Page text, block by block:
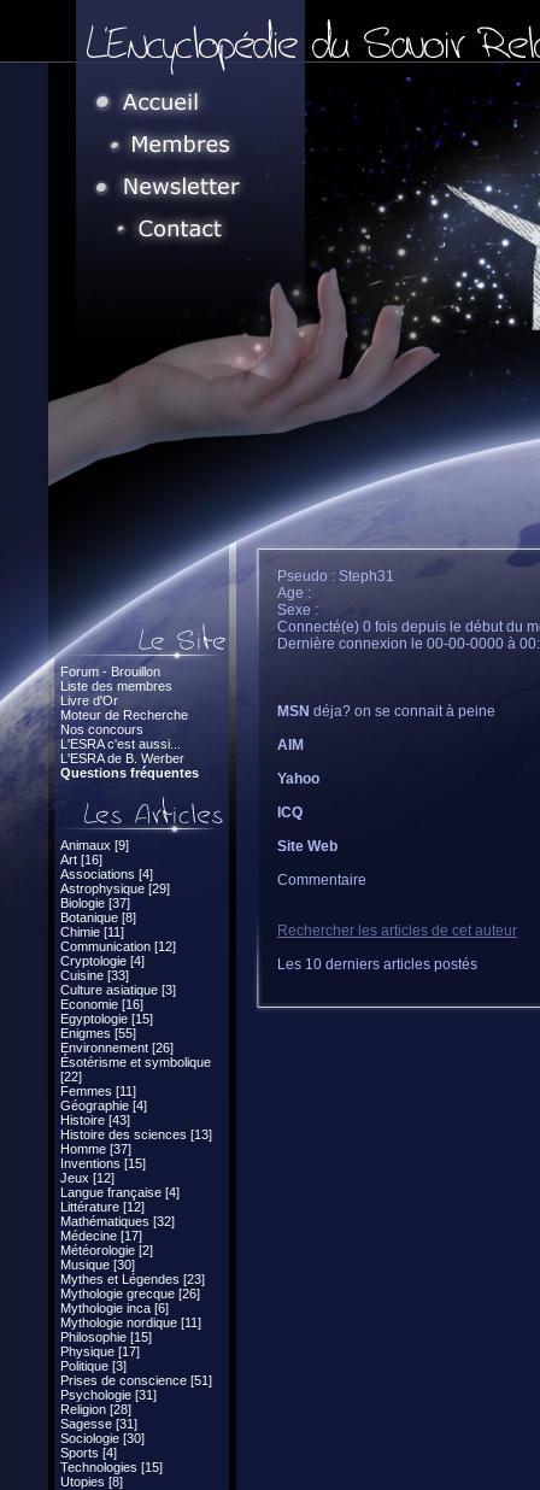
Forum - Brouillon
Liste des membres
Livre d'Or
Moteur de Recherche
Nos concours
L'ESRA c'est aussi...
L'ESRA de B. Werber
Questions fréquentes
Animaux [9]
Art [16]
Associations [4]
Astrophysique [29]
Biologie [37]
Botanique [8]
Chimie [11]
Communication [12]
Cryptologie [4]
Cuisine [33]
Culture asiatique [3]
Economie [16]
Egyptologie [15]
Enigmes [55]
Environnement [26]
Ésotérisme et symbolique
[22]
Femmes [11]
Géographie [4]
Histoire [43]
Histoire des sciences [13]
Homme [37]
Inventions [15]
Jeux [12]
Langue française [4]
Littérature [12]
Mathématiques [32]
Médecine [17]
Météorologie [2]
Musique [30]
Mythes et Légendes [23]
Mythologie grecque [26]
Mythologie inca [6]
Mythologie nordique [11]
Philosophie [15]
Physique [17]
Politique [3]
Prises de conscience [51]
Psychologie [31]
Religion [28]
Sagesse [31]
Sociologie [30]
Sports [4]
Technologies [15]
Utopies [8]
Pseudo : Steph31
Age :
Sexe :
Connecté(e) 0 fois depuis le début du
Dernière connexion le 00-00-0000 à
MSN déja? on se connait à peine
AIM
Yahoo
ICQ
Site Web
Commentaire
Rechercher les articles de cet auteur
Les 10 derniers articles postés